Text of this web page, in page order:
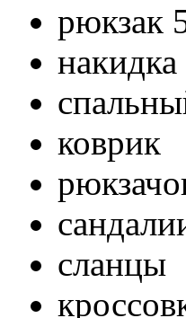
рюкзак
коврик
сланцы